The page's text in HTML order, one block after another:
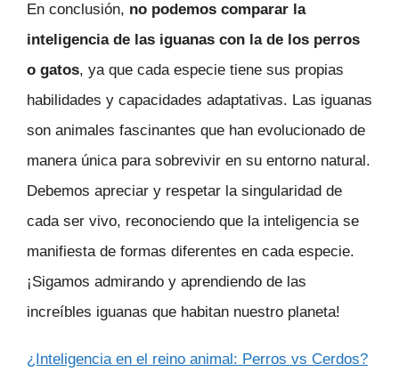
En conclusión, no podemos comparar la
inteligencia de las iguanas con la de los perros
o gatos, ya que cada especie tiene sus propias
habilidades y capacidades adaptativas. Las iguanas
son animales fascinantes que han evolucionado de
manera única para sobrevivir en su entorno natural.
Debemos apreciar y respetar la singularidad de
cada ser vivo, reconociendo que la inteligencia se
manifiesta de formas diferentes en cada especie.
¡Sigamos admirando y aprendiendo de las
increíbles iguanas que habitan nuestro planeta!
¿Inteligencia en el reino animal: Perros vs Cerdos?